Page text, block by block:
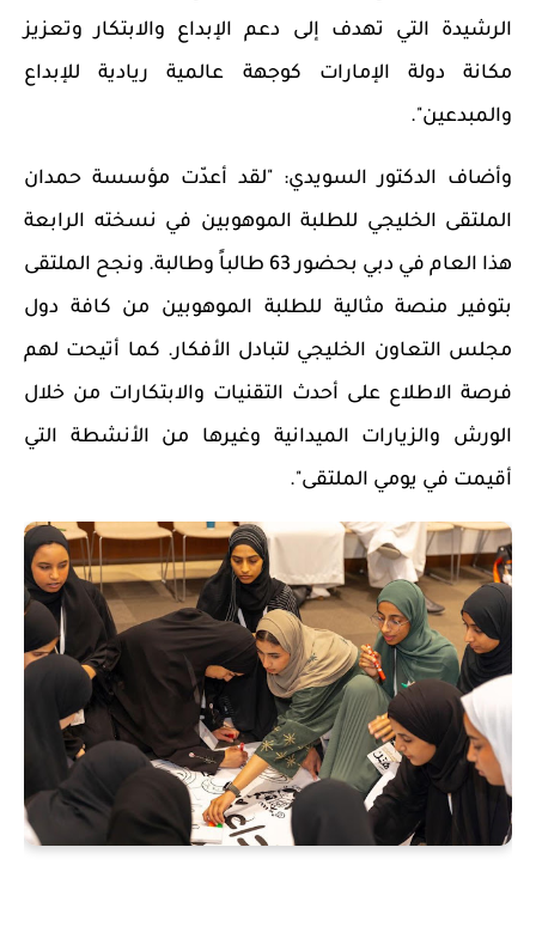
الرشيدة التي تهدف إلى دعم الإبداع والابتكار وتعزيز
مكانة دولة الإمارات كوجهة عالمية ريادية للإبداع
والمبدعين".
وأضاف الدكتور السويدي: "لقد أعدّت مؤسسة حمدان
الملتقى الخليجي للطلبة الموهوبين في نسخته الرابعة
هذا العام في دبي بحضور 63 طالباً وطالبة. ونجح الملتقى
بتوفير منصة مثالية للطلبة الموهوبين من كافة دول
مجلس التعاون الخليجي لتبادل الأفكار. كما أتيحت لهم
فرصة الاطلاع على أحدث التقنيات والابتكارات من خلال
الورش والزيارات الميدانية وغيرها من الأنشطة التي
أقيمت في يومي الملتقى".